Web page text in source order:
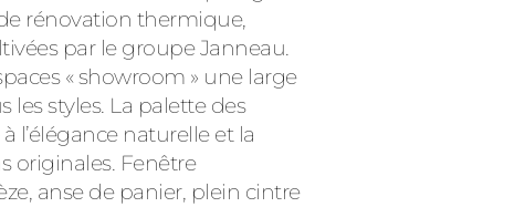
rénovation thermique,
par le groupe Janneau.
« showroom » une large
styles. La palette des
l’élégance naturelle et la
originales. Fenêtre
anse de panier, plein cintre